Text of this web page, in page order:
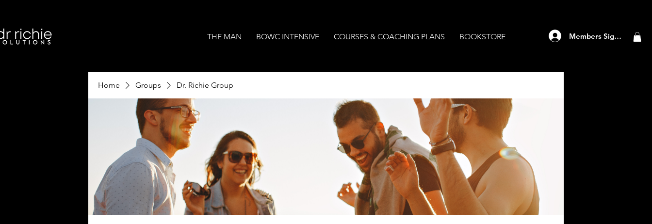
THE MAN BOWC INTENSIVE COURSES & COACHING PLANS BOOKSTORE Members Sign Up
Home Groups Dr. Richie Group